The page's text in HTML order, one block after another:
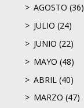
AGOSTO (36)
JULIO (24)
JUNIO (22)
MAYO (48)
ABRIL (40)
MARZO (47)